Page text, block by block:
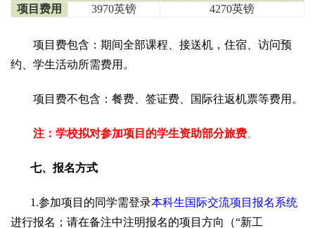
项目费用
3970英镑 4270英镑
项目费包含：期间全部课程、接送机，住宿、访问预
约、学生活动所需费用。
项目费不包含：餐费、签证费、国际往返机票等费用。
注：学校拟对参加项目的学生资助部分旅费。
七、报名方式
1.参加项目的同学需登录本科生国际交流项目报名系统
进行报名；请在备注中注明报名的项目方向（“新工